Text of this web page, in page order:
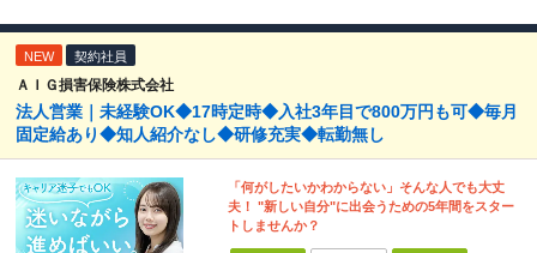
NEW 契約社員
ＡＩＧ損害保険株式会社
法人営業｜未経験OK◆17時定時◆入社3年目で800万円も可◆毎月
固定給あり◆知人紹介なし◆研修充実◆転勤無し
「何がしたいかわからない」そんな人でも大丈
夫！ "新しい自分"に出会うための5年間をスター
トしませんか？